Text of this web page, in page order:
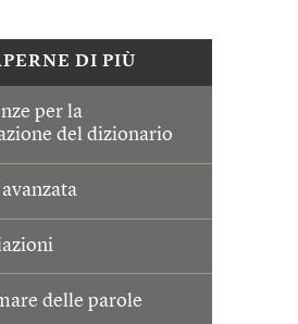
DI PIÙ
per la
del dizionario
delle parole